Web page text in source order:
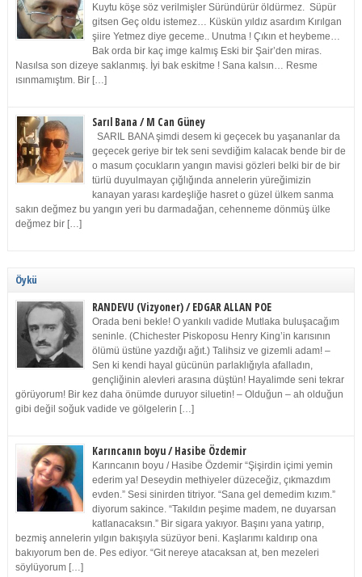
Kuytu köşe söz verilmişler Süründürür öldürmez. Süpür
gitsen Geç oldu istemez… Küskün yıldız asardım Kırılgan
şiire Yetmez diye geceme.. Unutma ! Çıkın et heybeme…
Bak orda bir kaç imge kalmış Eski bir Şair’den miras.
Nasılsa son dizeye saklanmış. İyi bak eskitme ! Sana kalsın… Resme
ısınmamıştım. Bir […]
Sarıl Bana / M Can Güney
SARIL BANA şimdi desem ki geçecek bu yaşananlar da
geçecek geriye bir tek seni sevdiğim kalacak bende bir de
o masum çocukların yangın mavisi gözleri belki bir de bir
türlü duyulmayan çığlığında annelerin yüreğimizin
kanayan yarası kardeşliğe hasret o güzel ülkem sanma
sakın değmez bu yangın yeri bu darmadağan, cehenneme dönmüş ülke
değmez bir […]
Öykü
RANDEVU (Vizyoner) / EDGAR ALLAN POE
Orada beni bekle! O yankılı vadide Mutlaka buluşacağım
seninle. (Chichester Piskoposu Henry King’in karısının
ölümü üstüne yazdığı ağıt.) Talihsiz ve gizemli adam! –
Sen ki kendi hayal gücünün parlaklığıyla afalladın,
gençliğinin alevleri arasına düştün! Hayalimde seni tekrar
görüyorum! Bir kez daha önümde duruyor siluetin! – Olduğun – ah olduğun
gibi değil soğuk vadide ve gölgelerin […]
Karıncanın boyu / Hasibe Özdemir
Karıncanın boyu / Hasibe Özdemir “Şişirdin içimi yemin
ederim ya! Deseydin methiyeler düzeceğiz, çıkmazdım
evden.” Sesi sinirden titriyor. “Sana gel demedim kızım.”
diyorum sakince. “Takıldın peşime madem, ne duyarsan
katlanacaksın.” Bir sigara yakıyor. Başını yana yatırıp,
bezmiş annelerin yılgın bakışıyla süzüyor beni. Kaşlarımı kaldırıp ona
bakıyorum ben de. Pes ediyor. “Git nereye atacaksan at, ben mezeleri
söylüyorum […]